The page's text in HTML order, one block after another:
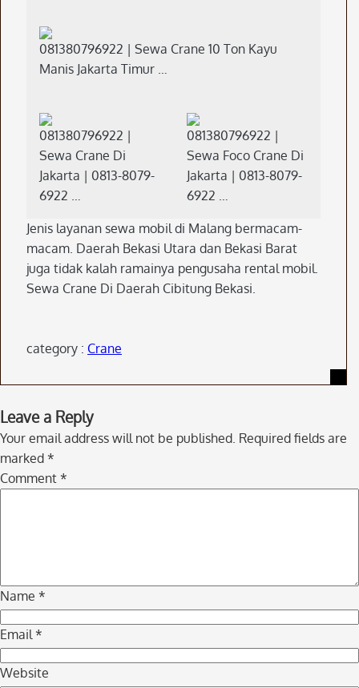
081380796922 | Sewa Crane 10 Ton Kayu
Manis Jakarta Timur …
081380796922 |
Sewa Crane Di
Jakarta | 0813-8079-
6922 …
081380796922 |
Sewa Foco Crane Di
Jakarta | 0813-8079-
6922 …
Jenis layanan sewa mobil di Malang bermacam-
macam. Daerah Bekasi Utara dan Bekasi Barat
juga tidak kalah ramainya pengusaha rental mobil.
Sewa Crane Di Daerah Cibitung Bekasi.
category : Crane
Skip
to
comment
navigation
Leave a Reply
Your email address will not be published. Required fields are
marked *
Comment *
Name *
Email *
Website